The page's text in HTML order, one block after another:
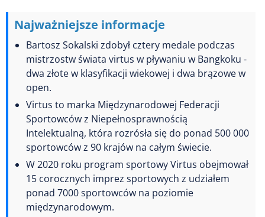
Najważniejsze informacje
Bartosz Sokalski zdobył cztery medale podczas
mistrzostw świata virtus w pływaniu w Bangkoku -
dwa złote w klasyfikacji wiekowej i dwa brązowe w
open.
Virtus to marka Międzynarodowej Federacji
Sportowców z Niepełnosprawnością
Intelektualną, która rozrósła się do ponad 500 000
sportowców z 90 krajów na całym świecie.
W 2020 roku program sportowy Virtus obejmował
15 corocznych imprez sportowych z udziałem
ponad 7000 sportowców na poziomie
międzynarodowym.